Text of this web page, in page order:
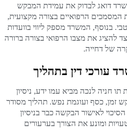
דואג לבדוק את עמידת המבקש
המסמכים הרפואיים בצורה מקצועית,
בנוסף, המשרד מספק ליווי בוועדות
להציג את מצבו הרפואי בצורה ברורה
של דחייה.
עורכי דין בתהליך
חניה לנכה מביא עמו ידע, ניסיון
זמן, כסף ועוגמת נפש. תהליך מסודר
לאישור הבקשה כבר בניסיון
ומונע את הצורך בערעורים